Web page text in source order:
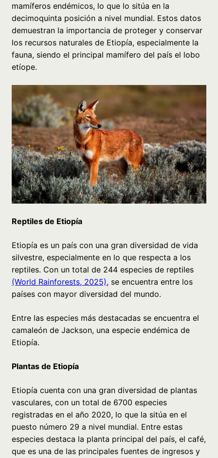
mamíferos endémicos, lo que lo sitúa en la
decimoquinta posición a nivel mundial. Estos datos
demuestran la importancia de proteger y conservar
los recursos naturales de Etiopía, especialmente la
fauna, siendo el principal mamífero del país el lobo
etíope.
Reptiles de Etiopía
Etiopía es un país con una gran diversidad de vida
silvestre, especialmente en lo que respecta a los
reptiles. Con un total de 244 especies de reptiles
(World Rainforests, 2025), se encuentra entre los
países con mayor diversidad del mundo.
Entre las especies más destacadas se encuentra el
camaleón de Jackson, una especie endémica de
Etiopía.
Plantas de Etiopía
Etiopía cuenta con una gran diversidad de plantas
vasculares, con un total de 6700 especies
registradas en el año 2020, lo que la sitúa en el
puesto número 29 a nivel mundial. Entre estas
especies destaca la planta principal del país, el café,
que es una de las principales fuentes de ingresos y